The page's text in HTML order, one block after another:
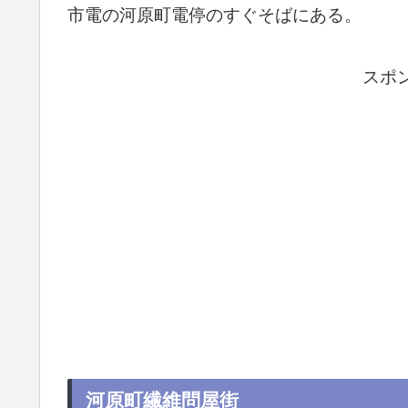
市電の河原町電停のすぐそばにある。
スポ
河原町繊維問屋街